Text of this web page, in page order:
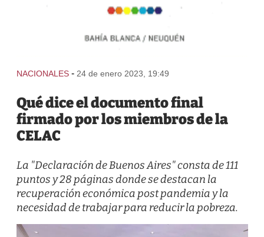
NACIONALES - 24 de enero 2023, 19:49
Qué dice el documento final
firmado por los miembros de la
CELAC
La "Declaración de Buenos Aires" consta de 111
puntos y 28 páginas donde se destacan la
recuperación económica post pandemia y la
necesidad de trabajar para reducir la pobreza.